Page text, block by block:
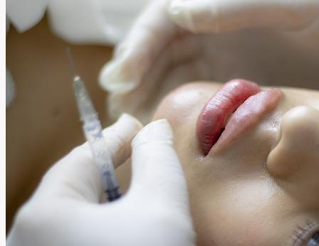
Vyhnout
Pupínkům
Po
Zákroku